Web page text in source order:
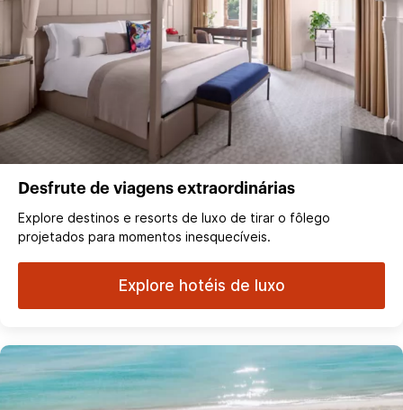
Desfrute de viagens extraordinárias
Explore destinos e resorts de luxo de tirar o fôlego
projetados para momentos inesquecíveis.
Explore hotéis de luxo